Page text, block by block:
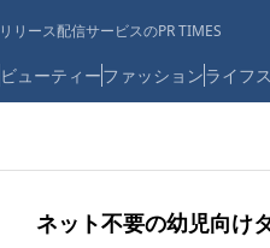
リース配信サービスのPR TIMES
ビューティーファッションライフ
ネット不要の幼児向け